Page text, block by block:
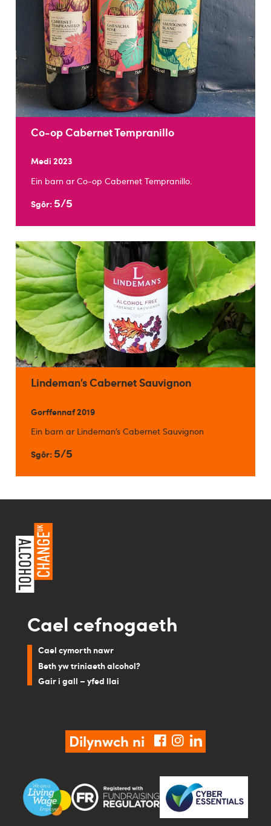
Co-op Cabernet Tempranillo
Medi 2023
Ein barn ar Co-op Cabernet Tempranillo.
Sgôr: 5/5
Lindeman’s Cabernet Sauvignon
Gorffennaf 2019
Ein barn ar Lindeman’s Cabernet Sauvignon
Sgôr: 5/5
Cael cefnogaeth
Cael cymorth nawr
Beth yw triniaeth alcohol?
Gair i gall – yfed llai
Dilynwch ni facebook
instagram
linkedin